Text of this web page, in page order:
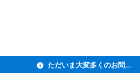
ただいま大変多くのお問い合わせをいただいており、ご連絡までにお時間を頂戴しております